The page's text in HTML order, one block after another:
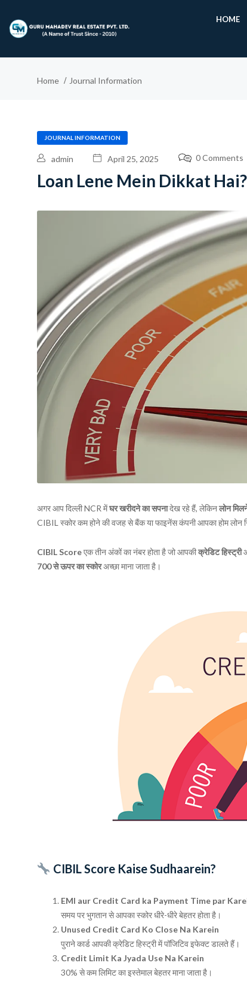
HOME
Home Journal Information
JOURNAL INFORMATION
admin April 25, 2025 0 Comments
Loan Lene Mein Dikkat
अगर आप दिल्ली NCR मेंघर खरीदने का सपनादेख रहे हैं, लेकिनलोन
CIBIL स्कोर कम होने की वजह से बैंक या फाइनेंस कंपनी आपका होम लोन
CIBIL Scoreएक तीन अंकों का नंबर होता है जो आपकीक्रेडिट हिस्ट्री
700 से ऊपर का स्कोरअच्छा माना जाता है।
CIBIL Score Kaise Sudhaarein?
EMI aur Credit Card ka Payment Time par
समय पर भुगतान से आपका स्कोर धीरे-धीरे बेहतर होता है।
Unused Credit Card Ko Close Na Karein
पुराने कार्ड आपकी क्रेडिट हिस्ट्री में पॉजिटिव इफेक्ट डालते हैं।
Credit Limit Ka Jyada Use Na Karein
30% से कम लिमिट का इस्तेमाल बेहतर माना जाता है।